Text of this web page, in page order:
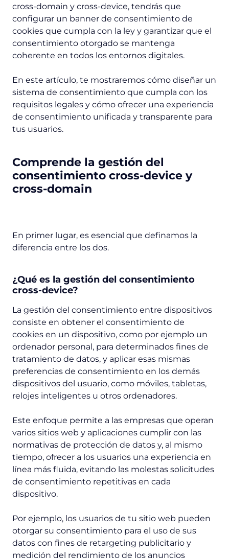
cross-domain y cross-device, tendrás que
configurar un banner de consentimiento de
cookies que cumpla con la ley y garantizar que el
consentimiento otorgado se mantenga
coherente en todos los entornos digitales.
En este artículo, te mostraremos cómo diseñar un
sistema de consentimiento que cumpla con los
requisitos legales y cómo ofrecer una experiencia
de consentimiento unificada y transparente para
tus usuarios.
Comprende la gestión del
consentimiento cross-device y
cross-domain
En primer lugar, es esencial que definamos la
diferencia entre los dos.
¿Qué es la gestión del consentimiento
cross-device?
La gestión del consentimiento entre dispositivos
consiste en obtener el consentimiento de
cookies en un dispositivo, como por ejemplo un
ordenador personal, para determinados fines de
tratamiento de datos, y aplicar esas mismas
preferencias de consentimiento en los demás
dispositivos del usuario, como móviles, tabletas,
relojes inteligentes u otros ordenadores.
Este enfoque permite a las empresas que operan
varios sitios web y aplicaciones cumplir con las
normativas de protección de datos y, al mismo
tiempo, ofrecer a los usuarios una experiencia en
línea más fluida, evitando las molestas solicitudes
de consentimiento repetitivas en cada
dispositivo.
Por ejemplo, los usuarios de tu sitio web pueden
otorgar su consentimiento para el uso de sus
datos con fines de retargeting publicitario y
medición del rendimiento de los anuncios